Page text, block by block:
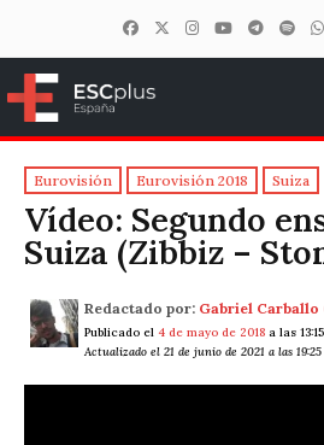
ESCplus España
Eurovisión Eurovisión 2018 Suiza
Vídeo: Segundo
Suiza (Zibbiz –
Redactado por: Gabriel Carballo
Publicado el 4 de mayo de 2018 a las
Actualizado el 21 de junio de 2021 a las 19:25